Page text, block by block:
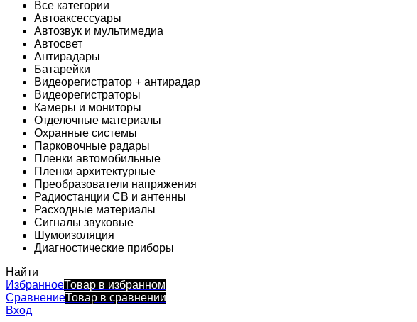
Все категории
Автоаксессуары
Автозвук и мультимедиа
Автосвет
Антирадары
Батарейки
Видеорегистратор + антирадар
Видеорегистраторы
Камеры и мониторы
Отделочные материалы
Охранные системы
Парковочные радары
Пленки автомобильные
Пленки архитектурные
Преобразователи напряжения
Радиостанции CB и антенны
Расходные материалы
Сигналы звуковые
Шумоизоляция
Диагностические приборы
Найти
ИзбранноеТовар в избранном
СравнениеТовар в сравнении
Вход